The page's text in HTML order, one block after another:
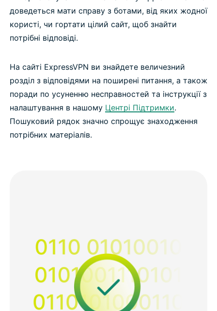
доведеться мати справу з ботами, від яких жодної
користі, чи гортати цілий сайт, щоб знайти
потрібні відповіді.
На сайті ExpressVPN ви знайдете величезний
розділ з відповідями на поширені питання, а також
поради по усуненню несправностей та інструкції з
налаштування в нашому Центрі Підтримки.
Пошуковий рядок значно спрощує знаходження
потрібних матеріалів.